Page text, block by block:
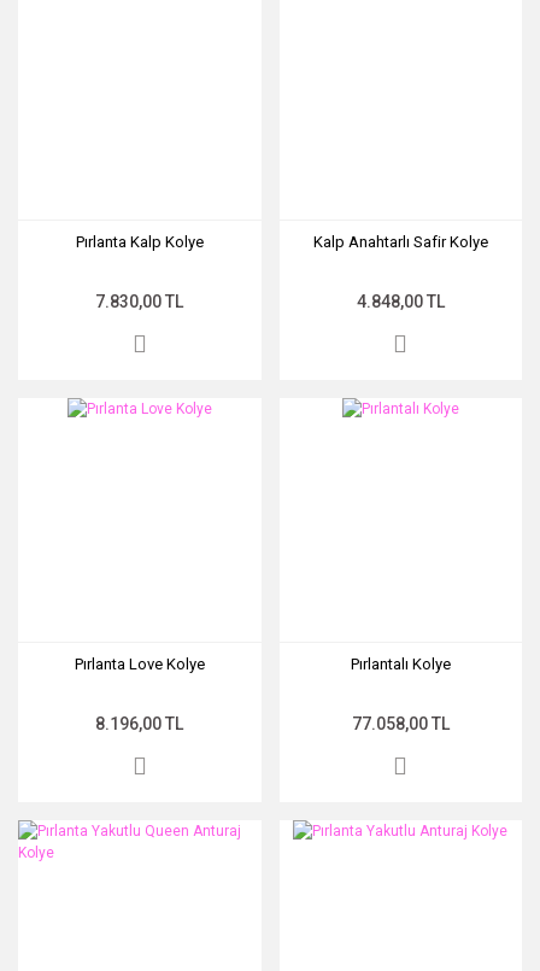
Pırlanta Kalp Kolye
7.830,00 TL
Kalp Anahtarlı Safir Kolye
4.848,00 TL
Pırlanta Love Kolye
8.196,00 TL
Pırlantalı Kolye
77.058,00 TL